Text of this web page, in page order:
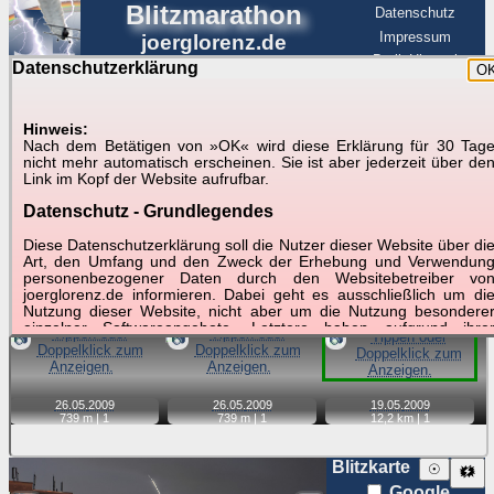
Datenschutzerklärung
Hinweis:
Nach dem Betätigen von »OK« wird diese Erklärung für 30 Tage
nicht mehr automatisch erscheinen. Sie ist aber jederzeit über den
Link im Kopf der Website aufrufbar.
Datenschutz - Grundlegendes
Diese Datenschutzerklärung soll die Nutzer dieser Website über die
Art, den Umfang und den Zweck der Erhebung und Verwendung
personenbezogener Daten durch den Websitebetreiber von
joerglorenz.de informieren. Dabei geht es ausschließlich um die
Nutzung dieser Website, nicht aber um die Nutzung besonderer
einzelner Softwareangebote. Letztere haben aufgrund ihrer
Funktionen Besonderheiten, so dass verschiedene Daten
gespeichert werden müssen, die für das Funktionieren erforderlich
sind. Hier ist es wichtig, dass Sie selbst zum Testen dieser
Funktionen möglichst erfundene Daten verwenden. Ansonsten wird
auf die spezifischen Besonderheiten beim jeweiligen Angebot
gesondert hingewiesen.
Generell gilt: Wenn Sie ein Angebot bei den Add-Ins nutzen, bei
dem Daten übertragen werden, werden diese Daten auf dem
Blitzmarathon
joerglorenz.de
Datenschutz
Impressum
BerlinHimmel
Blitzmarathon
Gewitter über Berlin:
Zubehör
Tipp:Auf der Karte beim Einzelfoto können
Sie auf ihre Position tippen und sehen, wie
weit die gewählte Position zu den Blitzen auf dem Foto bzw.
im Video entfernt ist. Quelle der Blitzdaten:
kachelmannwetter. Doppelklick auf Thumb zum Anzeigen.
📷
26.05. 2009
739 m |1
📷
26.05. 2009
739 m |1
📷
19.05. 2009
12,2 km |1
Blitzkarte 🗱
☉